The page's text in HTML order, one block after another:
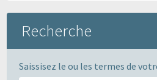
Recherche
Saissisez le ou les termes de